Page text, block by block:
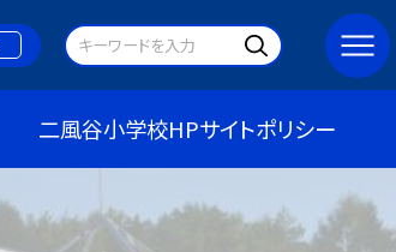
二風谷小学校HPサイトポリシー